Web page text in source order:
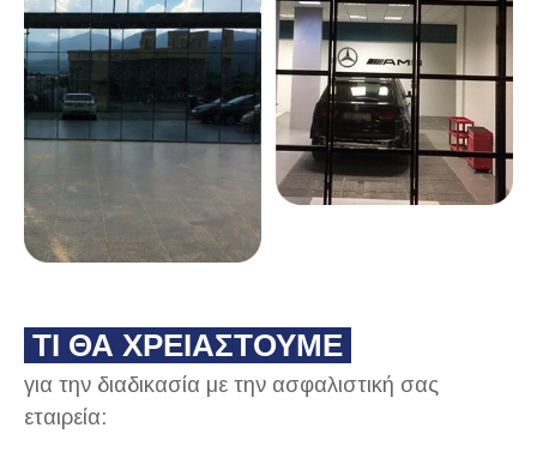
ΤΙ ΘΑ ΧΡΕΙΑΣΤΟΥΜΕ
για την διαδικασία με την ασφαλιστική σας
εταιρεία: